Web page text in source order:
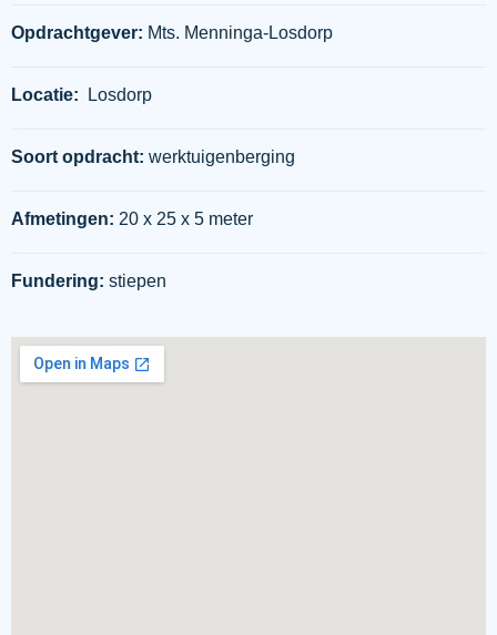
Opdrachtgever: Mts. Menninga-Losdorp
Locatie: Losdorp
Soort opdracht: werktuigenberging
Afmetingen: 20 x 25 x 5 meter
Fundering: stiepen